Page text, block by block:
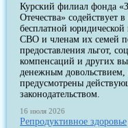
Курский филиал фонда
Отечества» содействует
бесплатной
СВО и членам их семей
предоставления льгот,
компенсаций и других
денежным довольствием,
предусмотрены
законодательством.
16 июля 2026
Репродуктивное здоровье